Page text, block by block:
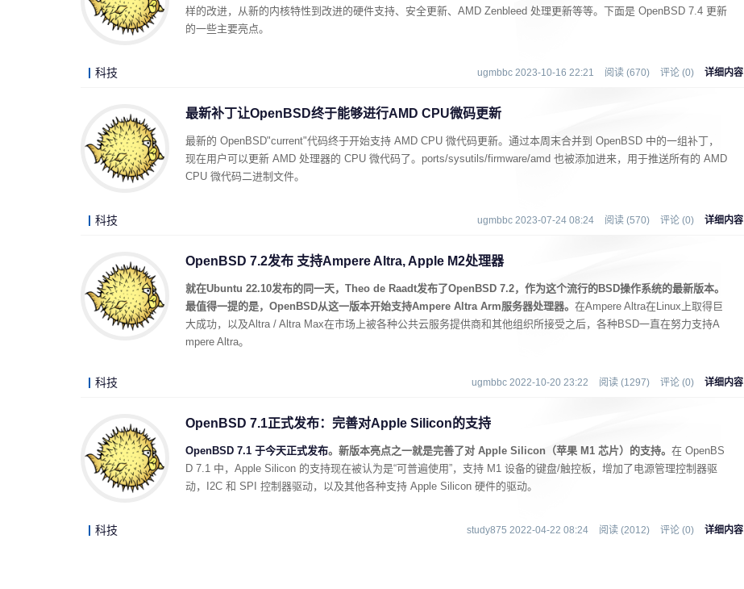
样的改进，从新的内核特性到改进的硬件支持、安全更新、AMD Zenbleed 处理更新等等。下面是 OpenBSD 7.4 更新
的一些主要亮点。
科技 ugmbbc 2023-10-16 22:21 阅读 (670) 评论 (0) 详细内容
最新补丁让OpenBSD终于能够进行AMD CPU微码更新
最新的 OpenBSD"current"代码终于开始支持 AMD CPU 微代码更新。通过本周末合并到 OpenBSD 中的一组补丁，
现在用户可以更新 AMD 处理器的 CPU 微代码了。ports/sysutils/firmware/amd 也被添加进来，用于推送所有的 AMD
CPU 微代码二进制文件。
科技 ugmbbc 2023-07-24 08:24 阅读 (570) 评论 (0) 详细内容
OpenBSD 7.2发布 支持Ampere Altra, Apple M2处理器
就在Ubuntu 22.10发布的同一天，Theo de Raadt发布了OpenBSD 7.2，作为这个流行的BSD操作系统的最新版本。
最值得一提的是，OpenBSD从这一版本开始支持Ampere Altra Arm服务器处理器。 在Ampere Altra在Linux上取得巨
大成功，以及Altra / Altra Max在市场上被各种公共云服务提供商和其他组织所接受之后，各种BSD一直在努力支持A
mpere Altra。
科技 ugmbbc 2022-10-20 23:22 阅读 (1297) 评论 (0) 详细内容
OpenBSD 7.1正式发布：完善对Apple Silicon的支持
OpenBSD 7.1 于今天正式发布。新版本亮点之一就是完善了对 Apple Silicon（苹果 M1 芯片）的支持。 在 OpenBS
D 7.1 中，Apple Silicon 的支持现在被认为是“可普遍使用”，支持 M1 设备的键盘/触控板，增加了电源管理控制器驱
动，I2C 和 SPI 控制器驱动，以及其他各种支持 Apple Silicon 硬件的驱动。
科技 study875 2022-04-22 08:24 阅读 (2012) 评论 (0) 详细内容